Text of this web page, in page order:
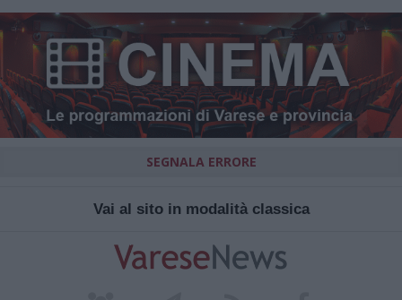
SEGNALA ERRORE
Vai al sito in modalità classica